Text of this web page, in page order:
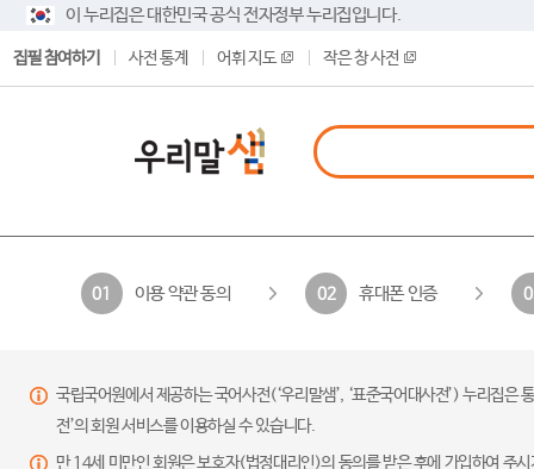
이 누리집은 대한민국 공식 전자정부 누리집입니다.
집필 참여하기 사전 통계 어휘 지도 작은 창 사전
01 이용 약관 동의 02 휴대폰 인증
국립국어원에서 제공하는 국어사전(‘우리말샘’, ‘표준국어대사전’) 누리집
전’의 회원 서비스를 이용하실 수 있습니다.
만 14세 미만인 회원은 보호자(법정대리인)의 동의를 받은 후에 가입하여 주